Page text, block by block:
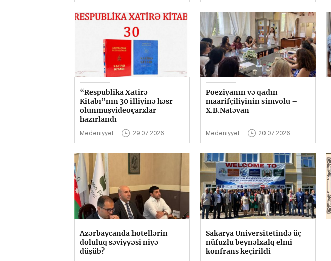
“Respublika Xatirə
Kitabı”nın 30 illiyinə həsr
olunmuşvideoçarxlar
hazırlandı
Mədəniyyət 29.07.2026
Poeziyanın və qadın
maarifçiliyinin simvolu –
X.B.Natəvan
Mədəniyyət 20.07.2026
Azərbaycanda hotellərin
doluluq səviyyəsi niyə
düşüb?
Sakarya Universitetində üç
nüfuzlu beynəlxalq elmi
konfrans keçirildi